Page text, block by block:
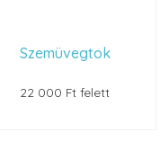
Szemüvegtok
22 000 Ft felett